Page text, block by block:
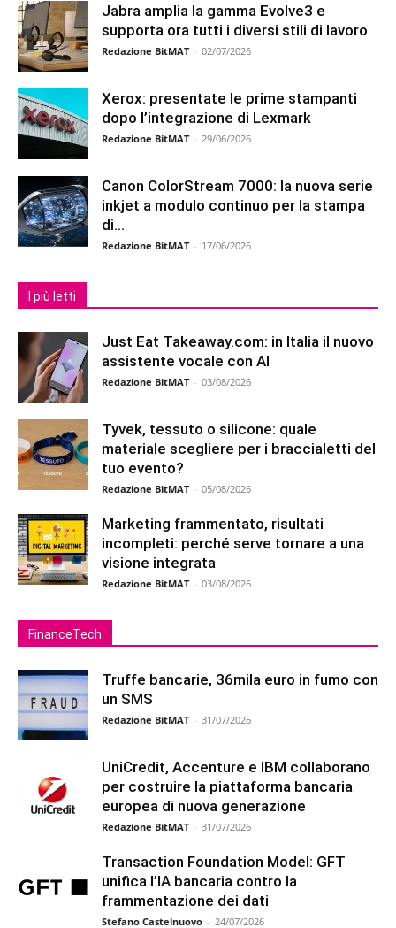
Jabra amplia la gamma Evolve3 e
supporta ora tutti i diversi stili di lavoro
Redazione BitMAT - 02/07/2026
Xerox: presentate le prime stampanti
dopo l’integrazione di Lexmark
Redazione BitMAT - 29/06/2026
Canon ColorStream 7000: la nuova serie
inkjet a modulo continuo per la stampa
di...
Redazione BitMAT - 17/06/2026
I più letti
Just Eat Takeaway.com: in Italia il nuovo
assistente vocale con AI
Redazione BitMAT - 03/08/2026
Tyvek, tessuto o silicone: quale
materiale scegliere per i braccialetti del
tuo evento?
Redazione BitMAT - 05/08/2026
Marketing frammentato, risultati
incompleti: perché serve tornare a una
visione integrata
Redazione BitMAT - 03/08/2026
FinanceTech
Truffe bancarie, 36mila euro in fumo con
un SMS
Redazione BitMAT - 31/07/2026
UniCredit, Accenture e IBM collaborano
per costruire la piattaforma bancaria
europea di nuova generazione
Redazione BitMAT - 31/07/2026
Transaction Foundation Model: GFT
unifica l’IA bancaria contro la
frammentazione dei dati
Stefano Castelnuovo - 24/07/2026